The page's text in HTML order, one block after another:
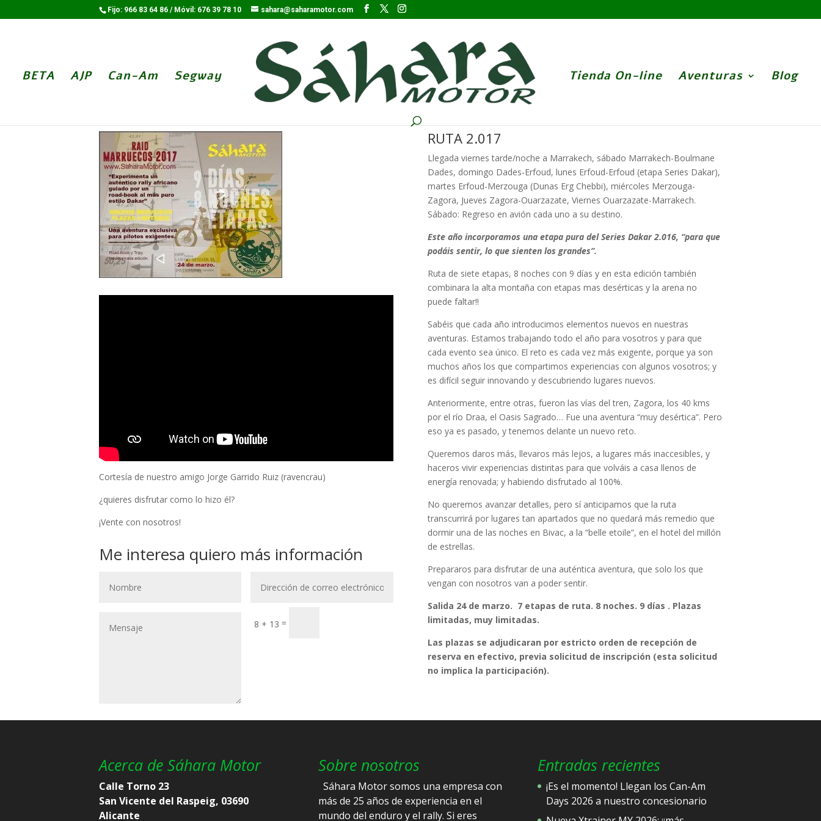
Fijo: 966 83 64 86 / Móvil: 676 39 78 10 sahara@saharamotor.com
BETA AJP Can-Am Segway Tienda On-line Aventuras Blog
Cortesía de nuestro amigo Jorge Garrido Ruiz (ravencrau)
¿quieres disfrutar como lo hizo él?
¡Vente con nosotros!
Me interesa quiero más información
8 + 13 =
RUTA 2.017
Llegada viernes tarde/noche a Marrakech, sábado Marrakech-Boulmane
Dades, domingo Dades-Erfoud, lunes Erfoud-Erfoud (etapa Series Dakar),
martes Erfoud-Merzouga (Dunas Erg Chebbi), miércoles Merzouga-
Zagora, Jueves Zagora-Ouarzazate, Viernes Ouarzazate-Marrakech.
Sábado: Regreso en avión cada uno a su destino.
Este año incorporamos una etapa pura del Series Dakar 2.016, “para que
podáis sentir, lo que sienten los grandes”.
Ruta de siete etapas, 8 noches con 9 días y en esta edición también
combinara la alta montaña con etapas mas desérticas y la arena no
puede faltar!!
Sabéis que cada año introducimos elementos nuevos en nuestras
aventuras. Estamos trabajando todo el año para vosotros y para que
cada evento sea único. El reto es cada vez más exigente, porque ya son
muchos años los que compartimos experiencias con algunos vosotros; y
es difícil seguir innovando y descubriendo lugares nuevos.
Anteriormente, entre otras, fueron las vías del tren, Zagora, los 40 kms
por el río Draa, el Oasis Sagrado… Fue una aventura “muy desértica”. Pero
eso ya es pasado, y tenemos delante un nuevo reto.
Queremos daros más, llevaros más lejos, a lugares más inaccesibles, y
haceros vivir experiencias distintas para que volváis a casa llenos de
energía renovada; y habiendo disfrutado al 100%.
No queremos avanzar detalles, pero sí anticipamos que la ruta
transcurrirá por lugares tan apartados que no quedará más remedio que
dormir una de las noches en Bivac, a la “belle etoile”, en el hotel del millón
de estrellas.
Prepararos para disfrutar de una auténtica aventura, que solo los que
vengan con nosotros van a poder sentir.
Salida 24 de marzo. 7 etapas de ruta. 8 noches. 9 días . Plazas
limitadas, muy limitadas.
Las plazas se adjudicaran por estricto orden de recepción de
reserva en efectivo, previa solicitud de inscripción (esta solicitud
no implica la participación).
Acerca de Sáhara Motor
Calle Torno 23
San Vicente del Raspeig, 03690
Alicante
Sobre nosotros
Sáhara Motor somos una empresa con
más de 25 años de experiencia en el
mundo del enduro y el rally. Si eres
Entradas recientes
¡Es el momento! Llegan los Can-Am
Days 2026 a nuestro concesionario